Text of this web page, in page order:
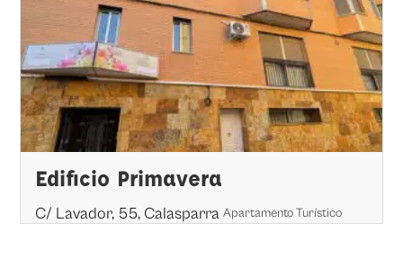
Edificio Primavera
C/ Lavador, 55, Calasparra Apartamento Turístico